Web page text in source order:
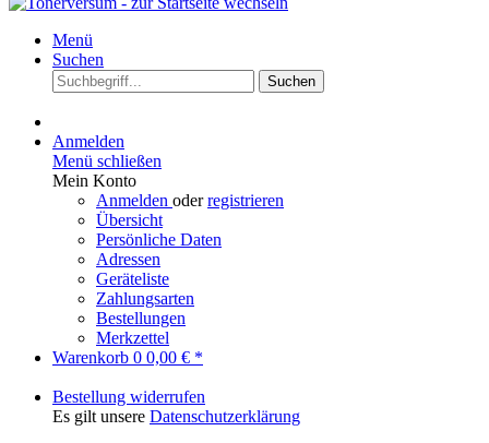
Menü
Suchen
Suchen
Anmelden
Menü schließen
Mein Konto
Anmelden oderregistrieren
Übersicht
Persönliche Daten
Adressen
Geräteliste
Zahlungsarten
Bestellungen
Merkzettel
Warenkorb 0 0,00 € *
Bestellung widerrufen
Es gilt unsere Datenschutzerklärung